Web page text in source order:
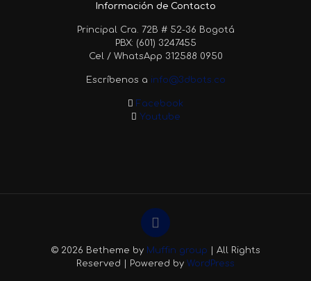
Información de Contacto
Principal Cra. 72B # 52-36 Bogotá
PBX: (601) 3247455
Cel / WhatsApp 312588 0950
Escríbenos a info@3dbots.co
Facebook
Youtube
© 2026 Betheme by Muffin group | All Rights
Reserved | Powered by WordPress